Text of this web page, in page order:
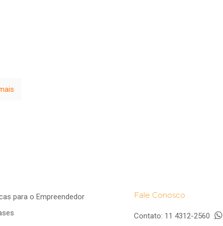
para o Empreendedor
Fale Conosco
Contato: 11 4312-2560